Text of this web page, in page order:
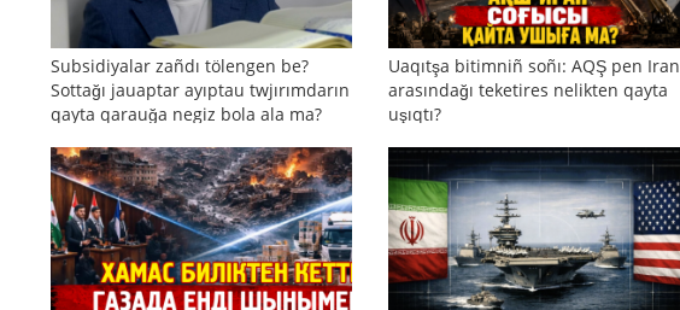
Subsidiyalar zañdı tölengen be?
Sottağı jauaptar ayıptau twjırımdarın
qayta qarauğa negiz bola ala ma?
Uaqıtşa bitimniñ soñı: AQŞ pen Iran
arasındağı teketires nelikten qayta
uşıqtı?